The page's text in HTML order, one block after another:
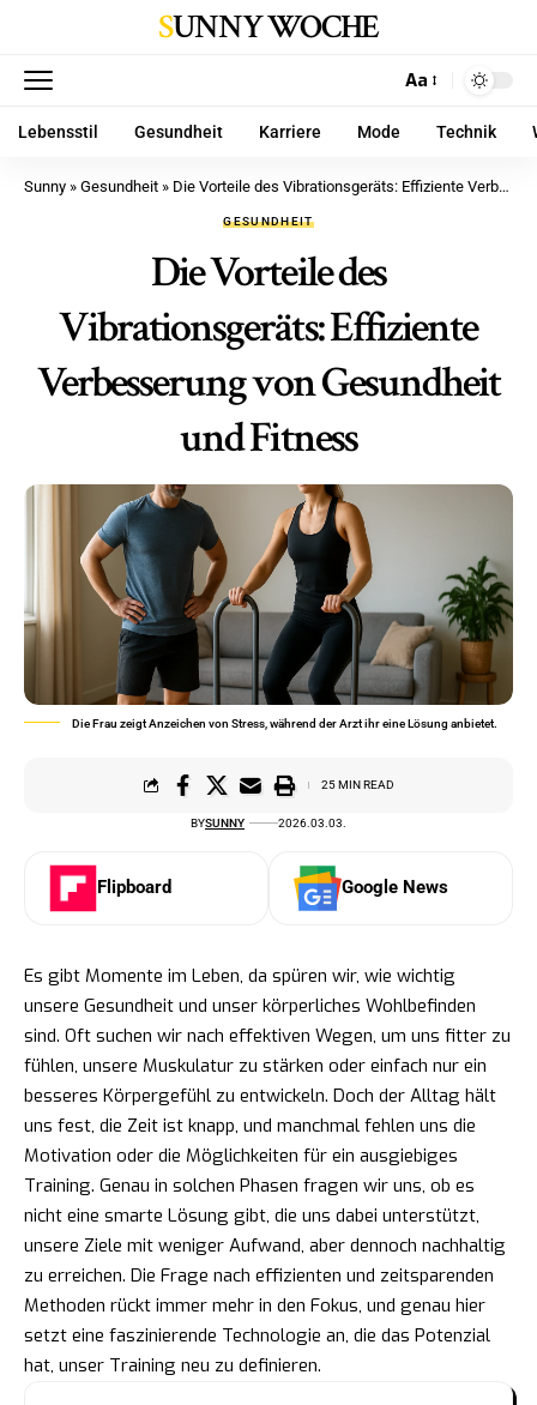
SUNNY WOCHE
Aa
Lebensstil Gesundheit Karriere Mode Technik
Sunny » Gesundheit » Die Vorteile des Vibrationsgeräts: Effiziente Verbesserung von Gesundheit und Fitness
GESUNDHEIT
Die Vorteile des
Vibrationsgeräts: Effiziente
Verbesserung von Gesundheit
und Fitness
Die Frau zeigt Anzeichen von Stress, während der Arzt ihr eine Lösung anbietet.
BYSUNNY 2026.03.03.
25 MIN READ
Flipboard Google News
Es gibt Momente im Leben, da spüren wir, wie wichtig
unsere Gesundheit und unser körperliches Wohlbefinden
sind. Oft suchen wir nach effektiven Wegen, um uns fitter zu
fühlen, unsere Muskulatur zu stärken oder einfach nur ein
besseres Körpergefühl zu entwickeln. Doch der Alltag hält
uns fest, die Zeit ist knapp, und manchmal fehlen uns die
Motivation oder die Möglichkeiten für ein ausgiebiges
Training. Genau in solchen Phasen fragen wir uns, ob es
nicht eine smarte Lösung gibt, die uns dabei unterstützt,
unsere Ziele mit weniger Aufwand, aber dennoch nachhaltig
zu erreichen. Die Frage nach effizienten und zeitsparenden
Methoden rückt immer mehr in den Fokus, und genau hier
setzt eine faszinierende Technologie an, die das Potenzial
hat, unser Training neu zu definieren.